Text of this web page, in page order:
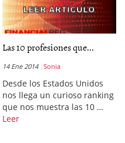
Las 10 profesiones que...
14 Ene 2014 Sonia
Desde los Estados Unidos
nos llega un curioso ranking
que nos muestra las 10 …
Leer